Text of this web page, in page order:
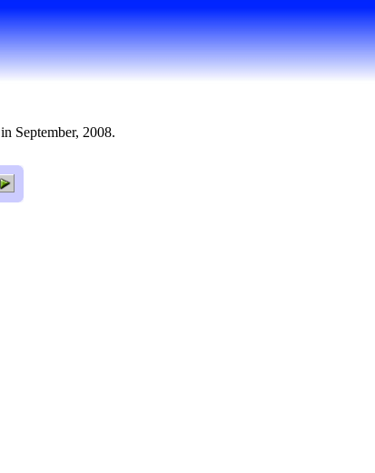
in September, 2008.